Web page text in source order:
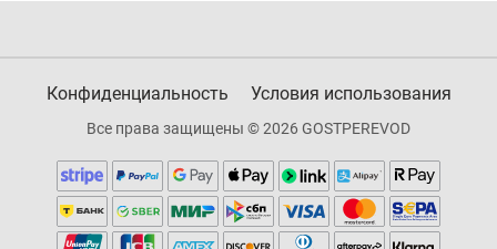
Конфиденциальность Условия использования
Все права защищены © 2026 GOSTPEREVOD